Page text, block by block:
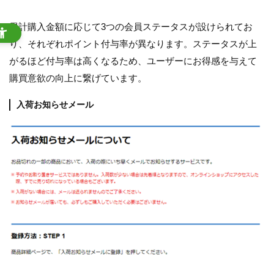
累計購入金額に応じて3つの会員ステータスが設けられてお
り、それぞれポイント付与率が異なります。ステータスが上
がるほど付与率は高くなるため、ユーザーにお得感を与えて
購買意欲の向上に繋げています。
入荷お知らせメール